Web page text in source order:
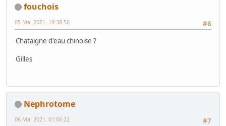
fouchois
#6
05 Mai 2021, 19:38:56
Chataigne d'eau chinoise ?
Gilles
Nephrotome
#7
06 Mai 2021, 01:06:22